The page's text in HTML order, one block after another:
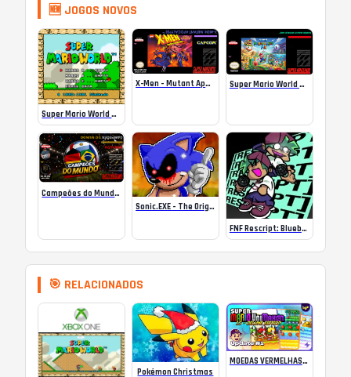
🆕 JOGOS NOVOS
Super Mario World SA-1 Online
X-Men – Mutant Apocalypse Rebalanced Online Super Mario World Mix Online
Campeões do Mundo (ISS) Online
Sonic.EXE – The Original Game Online
FNF Rescript: Blueballed
🎯 RELACIONADOS
Pokémon Christmas
MOEDAS VERMELHAS, YOSHIS COLORIDOS e mais! | UniMaker 1.S Deluxe 🍄